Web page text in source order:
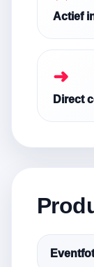
Actief
➜
Direct